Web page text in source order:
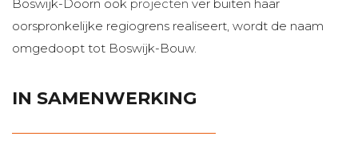
Boswijk-Doorn ook projecten ver buiten haar
oorspronkelijke regiogrens realiseert, wordt de naam
omgedoopt tot Boswijk-Bouw.
IN SAMENWERKING